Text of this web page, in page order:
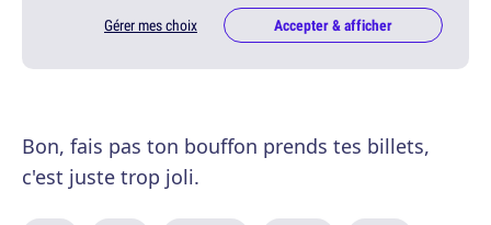
Gérer mes choix Accepter & afficher
Bon, fais pas ton bouffon prends tes billets,
c'est juste trop joli.